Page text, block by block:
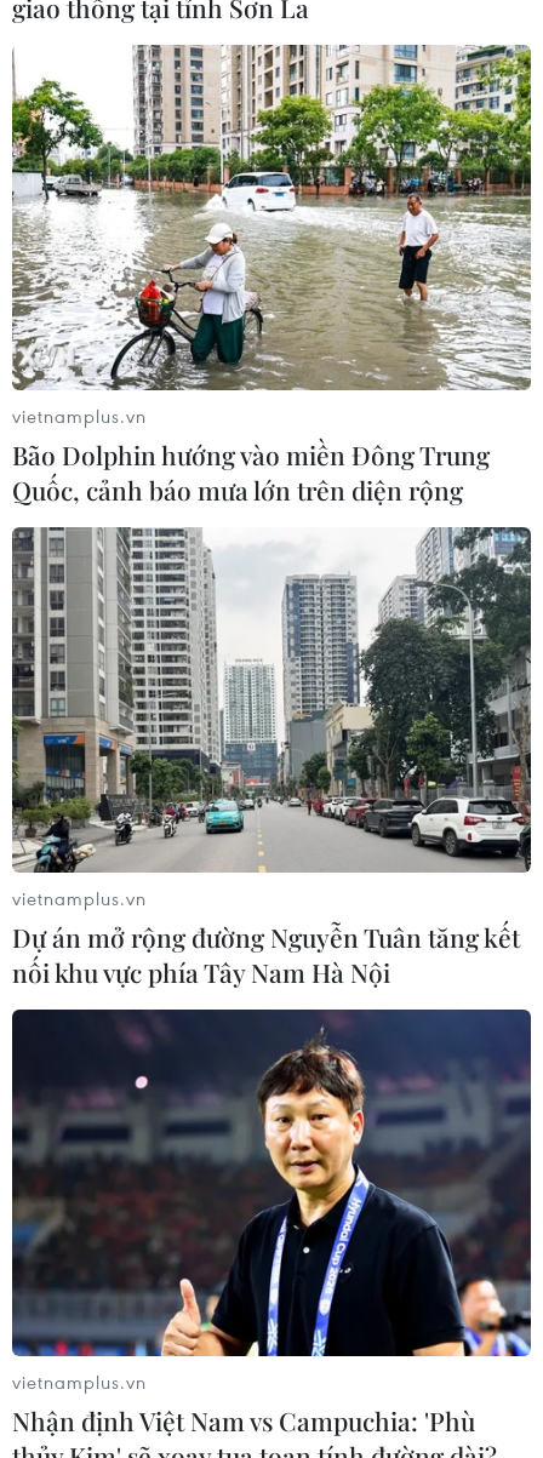
vietnamplus.vn
Bão Dolphin hướng vào miền Đông Trung
Quốc, cảnh báo mưa lớn trên diện rộng
vietnamplus.vn
Dự án mở rộng đường Nguyễn Tuân tăng kết
nối khu vực phía Tây Nam Hà Nội
vietnamplus.vn
Nhận định Việt Nam vs Campuchia: 'Phù